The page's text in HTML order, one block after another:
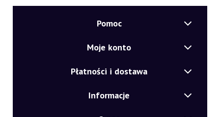
Pomoc
Moje konto
Płatności i dostawa
Informacje